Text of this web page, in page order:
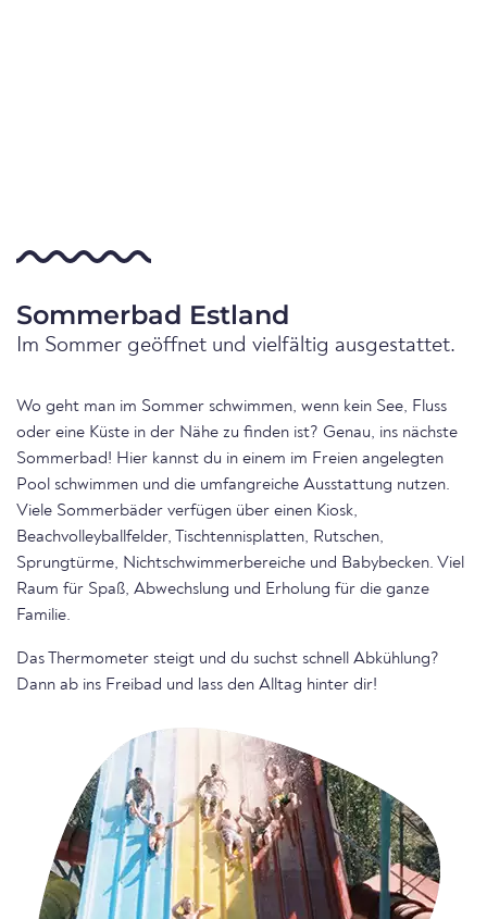
Sommerbad Estland
Im Sommer geöffnet und vielfältig ausgestattet.
Wo geht man im Sommer schwimmen, wenn kein See, Fluss
oder eine Küste in der Nähe zu finden ist? Genau, ins nächste
Sommerbad! Hier kannst du in einem im Freien angelegten
Pool schwimmen und die umfangreiche Ausstattung nutzen.
Viele Sommerbäder verfügen über einen Kiosk,
Beachvolleyballfelder, Tischtennisplatten, Rutschen,
Sprungtürme, Nichtschwimmerbereiche und Babybecken. Viel
Raum für Spaß, Abwechslung und Erholung für die ganze
Familie.
Das Thermometer steigt und du suchst schnell Abkühlung?
Dann ab ins Freibad und lass den Alltag hinter dir!